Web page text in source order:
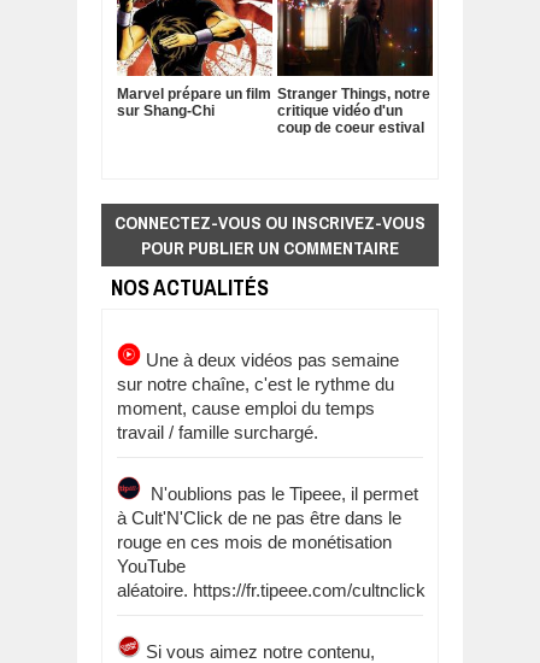
Marvel prépare un film
sur Shang-Chi
Stranger Things, notre
critique vidéo d'un
coup de coeur estival
CONNECTEZ-VOUS OU INSCRIVEZ-VOUS
POUR PUBLIER UN COMMENTAIRE
NOS ACTUALITÉS
Une à deux vidéos pas semaine
sur notre chaîne, c'est le rythme du
moment, cause emploi du temps
travail / famille surchargé.
N'oublions pas le Tipeee, il permet
à Cult'N'Click de ne pas être dans le
rouge en ces mois de monétisation
YouTube
aléatoire. https://fr.tipeee.com/cultnclick
Si vous aimez notre contenu,